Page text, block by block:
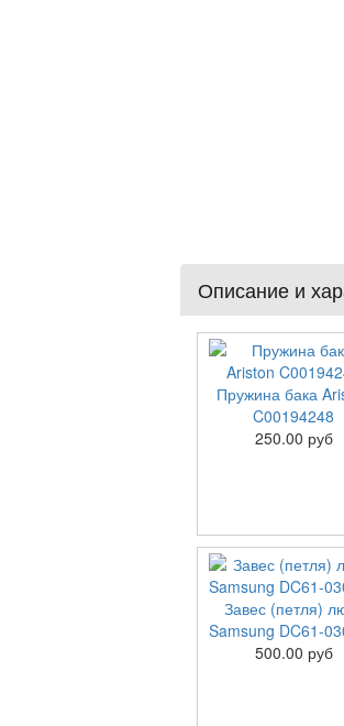
Описание и
Пружина бака
C00194248
250.00 руб
Завес (петля)
Samsung DC61-
500.00 руб